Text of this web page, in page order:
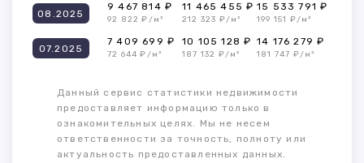
08.2025
9 467 814 ₽
92 822 ₽/м²
11 465 455 ₽
212 323 ₽/м²
15 533 791 ₽
199 151 ₽/м²
07.2025
7 409 699 ₽
72 644 ₽/м²
10 105 128 ₽
187 132 ₽/м²
14 176 279 ₽
181 747 ₽/м²
Данный сервис статистики недвижимости
предоставляет информацию только в
ознакомительных целях. Мы не несем
ответственности за точность, полноту или
актуальность предоставленных данных.